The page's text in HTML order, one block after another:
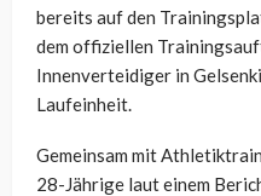
bereits auf den
dem offiziellen
Innenverteidiger in
Laufeinheit.
Gemeinsam mit
28-Jährige laut einem